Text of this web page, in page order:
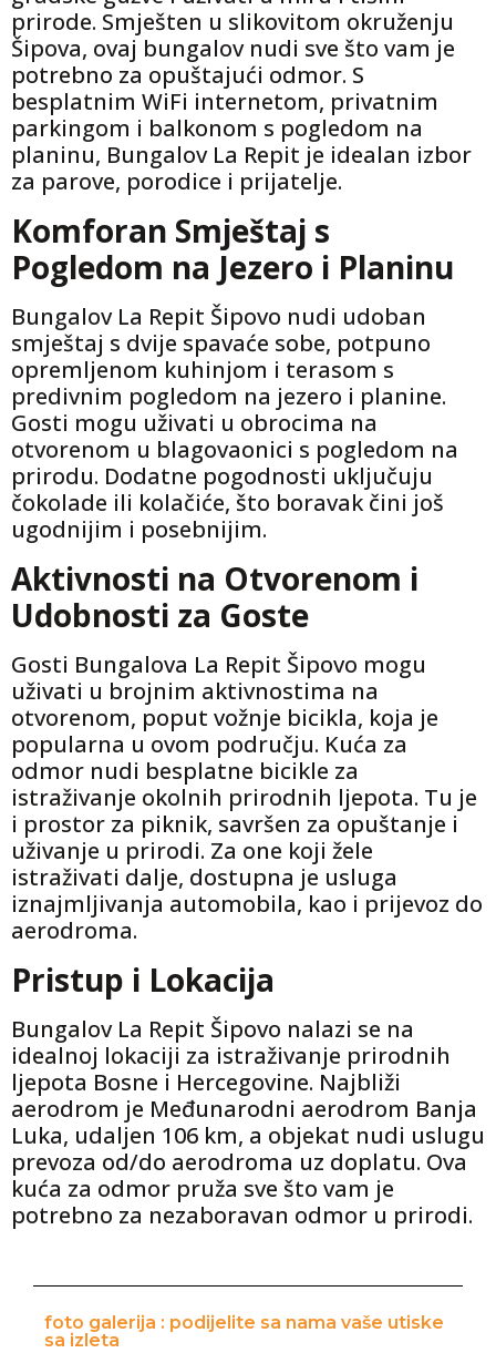
prirode. Smješten u slikovitom okruženju
Šipova, ovaj bungalov nudi sve što vam je
potrebno za opuštajući odmor. S
besplatnim WiFi internetom, privatnim
parkingom i balkonom s pogledom na
planinu, Bungalov La Repit je idealan izbor
za parove, porodice i prijatelje.
Komforan Smještaj s
Pogledom na Jezero i Planinu
Bungalov La Repit Šipovo nudi udoban
smještaj s dvije spavaće sobe, potpuno
opremljenom kuhinjom i terasom s
predivnim pogledom na jezero i planine.
Gosti mogu uživati u obrocima na
otvorenom u blagovaonici s pogledom na
prirodu. Dodatne pogodnosti uključuju
čokolade ili kolačiće, što boravak čini još
ugodnijim i posebnijim.
Aktivnosti na Otvorenom i
Udobnosti za Goste
Gosti Bungalova La Repit Šipovo mogu
uživati u brojnim aktivnostima na
otvorenom, poput vožnje bicikla, koja je
popularna u ovom području. Kuća za
odmor nudi besplatne bicikle za
istraživanje okolnih prirodnih ljepota. Tu je
i prostor za piknik, savršen za opuštanje i
uživanje u prirodi. Za one koji žele
istraživati dalje, dostupna je usluga
iznajmljivanja automobila, kao i prijevoz do
aerodroma.
Pristup i Lokacija
Bungalov La Repit Šipovo nalazi se na
idealnoj lokaciji za istraživanje prirodnih
ljepota Bosne i Hercegovine. Najbliži
aerodrom je Međunarodni aerodrom Banja
Luka, udaljen 106 km, a objekat nudi uslugu
prevoza od/do aerodroma uz doplatu. Ova
kuća za odmor pruža sve što vam je
potrebno za nezaboravan odmor u prirodi.
foto galerija : podijelite sa nama vaše utiske
sa izleta